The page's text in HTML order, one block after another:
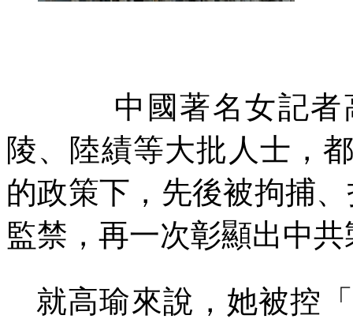
中國著名女記
陵、陸績等大批人士，
的政策下，先後被拘捕
監禁，再一次彰顯出中
就高瑜來說，她被控